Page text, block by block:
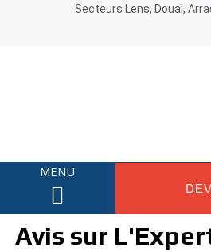
Secteurs Lens, Douai,
MENU
Avis sur